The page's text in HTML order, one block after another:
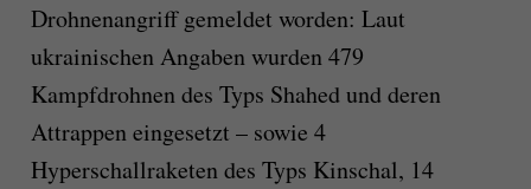
Drohnenangriff gemeldet worden: Laut
ukrainischen Angaben wurden 479
Kampfdrohnen des Typs Shahed und deren
Attrappen eingesetzt – sowie 4
Hyperschallraketen des Typs Kinschal, 14